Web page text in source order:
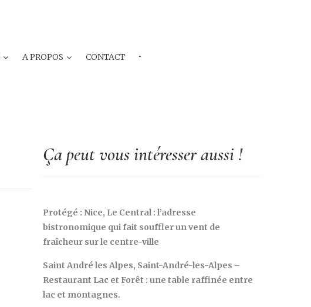
A PROPOS CONTACT ···
Ça peut vous intéresser aussi !
Protégé : Nice, Le Central : l’adresse
bistronomique qui fait souffler un vent de
fraîcheur sur le centre-ville
Saint André les Alpes, Saint-André-les-Alpes –
Restaurant Lac et Forêt : une table raffinée entre
lac et montagnes.